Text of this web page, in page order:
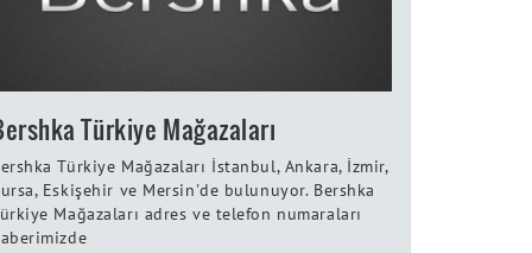
Türkiye Mağazaları
Türkiye Mağazaları İstanbul, Ankara, İzmir,
Eskişehir ve Mersin'de bulunuyor. Bershka
Mağazaları adres ve telefon numaraları